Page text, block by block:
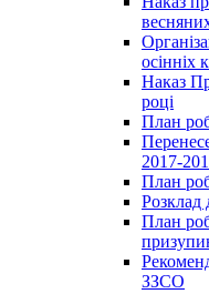
осінніх
Наказ
році
План
2017-
План
Розклад
План
ЗЗСО